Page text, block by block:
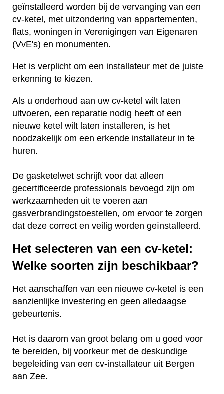
geïnstalleerd worden bij de vervanging van een
cv-ketel, met uitzondering van appartementen,
flats, woningen in Verenigingen van Eigenaren
(VvE's) en monumenten.
Het is verplicht om een installateur met de juiste
erkenning te kiezen.
Als u onderhoud aan uw cv-ketel wilt laten
uitvoeren, een reparatie nodig heeft of een
nieuwe ketel wilt laten installeren, is het
noodzakelijk om een erkende installateur in te
huren.
De gasketelwet schrijft voor dat alleen
gecertificeerde professionals bevoegd zijn om
werkzaamheden uit te voeren aan
gasverbrandingstoestellen, om ervoor te zorgen
dat deze correct en veilig worden geïnstalleerd.
Het selecteren van een cv-ketel:
Welke soorten zijn beschikbaar?
Het aanschaffen van een nieuwe cv-ketel is een
aanzienlijke investering en geen alledaagse
gebeurtenis.
Het is daarom van groot belang om u goed voor
te bereiden, bij voorkeur met de deskundige
begeleiding van een cv-installateur uit Bergen
aan Zee.